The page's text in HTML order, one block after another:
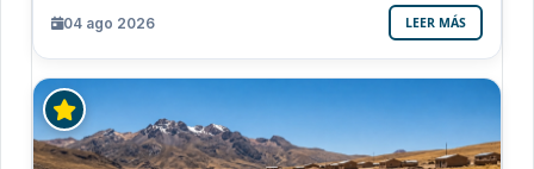
04 ago 2026 LEER MÁS